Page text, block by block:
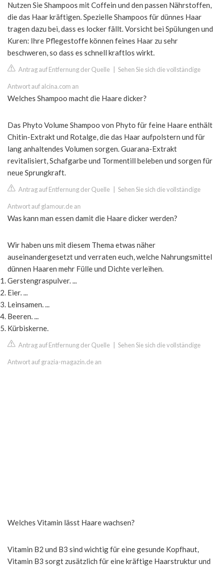
Nutzen Sie Shampoos mit Coffein und den passen Nährstoffen,
die das Haar kräftigen. Spezielle Shampoos für dünnes Haar
tragen dazu bei, dass es locker fällt. Vorsicht bei Spülungen und
Kuren: Ihre Pflegestoffe können feines Haar zu sehr
beschweren, so dass es schnell kraftlos wirkt.
Antrag auf Entfernung der Quelle Sehen Sie sich die vollständige
Antwort auf alcina.com an
Welches Shampoo macht die Haare dicker?
Das Phyto Volume Shampoo von Phyto für feine Haare enthält
Chitin-Extrakt und Rotalge, die das Haar aufpolstern und für
lang anhaltendes Volumen sorgen. Guarana-Extrakt
revitalisiert, Schafgarbe und Tormentill beleben und sorgen für
neue Sprungkraft.
Antrag auf Entfernung der Quelle Sehen Sie sich die vollständige
Antwort auf glamour.de an
Was kann man essen damit die Haare dicker werden?
Wir haben uns mit diesem Thema etwas näher
auseinandergesetzt und verraten euch, welche Nahrungsmittel
dünnen Haaren mehr Fülle und Dichte verleihen.
Gerstengraspulver. ...
Eier. ...
Leinsamen. ...
Beeren. ...
Kürbiskerne.
Antrag auf Entfernung der Quelle Sehen Sie sich die vollständige
Antwort auf grazia-magazin.de an
Welches Vitamin lässt Haare wachsen?
Vitamin B2 und B3 sind wichtig für eine gesunde Kopfhaut,
Vitamin B3 sorgt zusätzlich für eine kräftige Haarstruktur und